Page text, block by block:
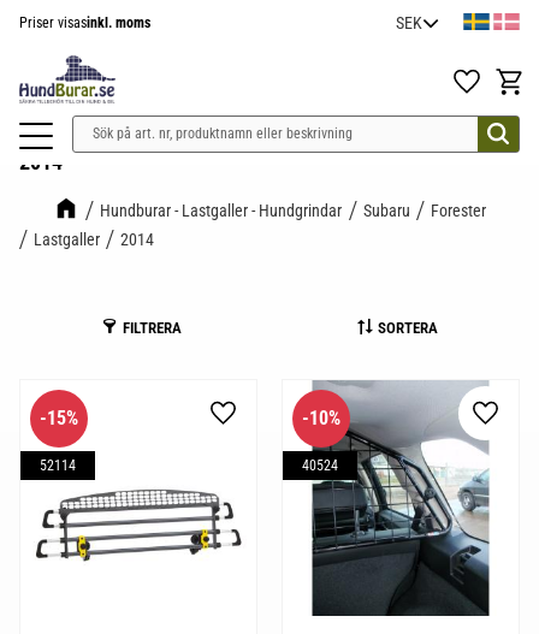
Priser visasinkl. moms
Favoriter
2014
Hundburar - Lastgaller - Hundgrindar Subaru
Forester
Lastgaller
2014
FILTRERA SORTERA
15%
52114
Lägg till i favoriter
10%
40524
Lägg